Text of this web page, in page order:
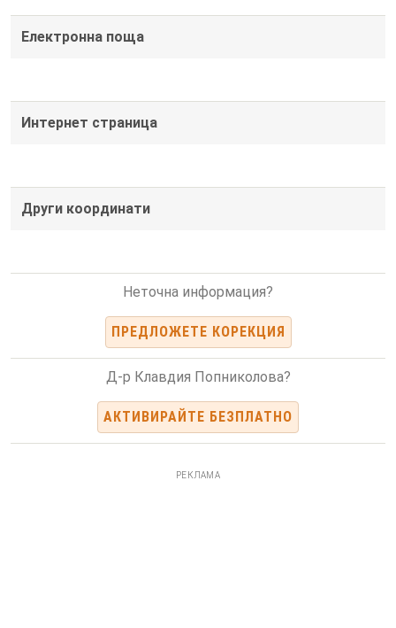
Електронна поща
Интернет страница
Други координати
Неточна информация?
ПРЕДЛОЖЕТЕ КОРЕКЦИЯ
Д-р Клавдия Попниколова?
АКТИВИРАЙТЕ БЕЗПЛАТНО
РЕКЛАМА